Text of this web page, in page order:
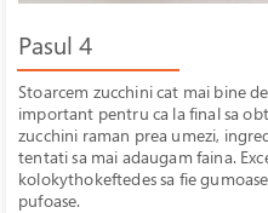
Pasul 4
Stoarcem zucchini cat mai bine
important pentru ca la final sa
zucchini raman prea umezi,
tentati sa mai adaugam faina.
kolokythokeftedes sa fie
pufoase.